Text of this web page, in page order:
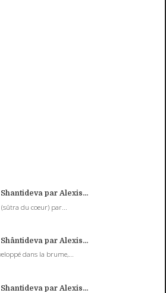
par Alexis...
du coeur) par...
par Alexis...
dans la brume,...
par Alexis...